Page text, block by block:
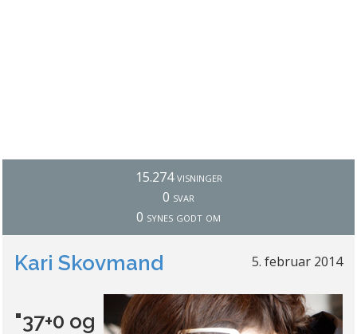
15.274 visninger
0 svar
0 synes godt om
5. februar 2014
Kari Skovmand
"37+0 og